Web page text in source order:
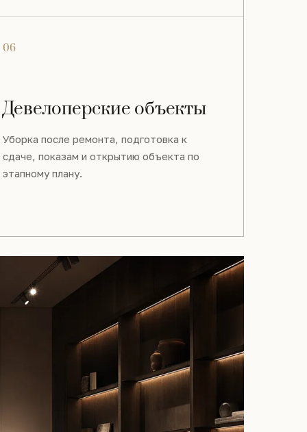
06
Девелоперские объекты
Уборка после ремонта, подготовка к
сдаче, показам и открытию объекта по
этапному плану.